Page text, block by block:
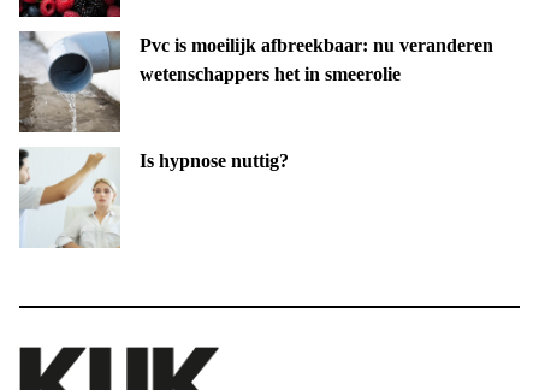
Pvc is moeilijk afbreekbaar: nu veranderen
wetenschappers het in smeerolie
Is hypnose nuttig?